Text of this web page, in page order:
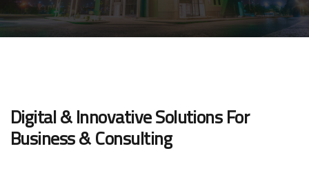
Digital & Innovative Solutions For
Business & Consulting